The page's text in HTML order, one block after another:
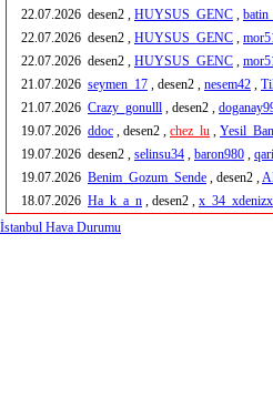
22.07.2026 desen2 , HUYSUS_GENC ,
22.07.2026 desen2 , HUYSUS_GENC ,
22.07.2026 desen2 , HUYSUS_GENC ,
21.07.2026 seymen_17 , desen2 , nesem42 ,
21.07.2026 Crazy_gonulll , desen2 ,
19.07.2026 ddoc , desen2 , chez_lu ,
19.07.2026 desen2 , selinsu34 , baron980 ,
19.07.2026 Benim_Gozum_Sende , desen2 ,
18.07.2026 Ha_k_a_n , desen2 , x_34_xdenizx
İstanbul Hava Durumu